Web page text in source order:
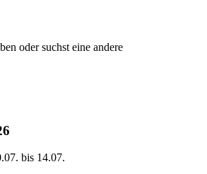
oder suchst eine andere
bis 14.07.